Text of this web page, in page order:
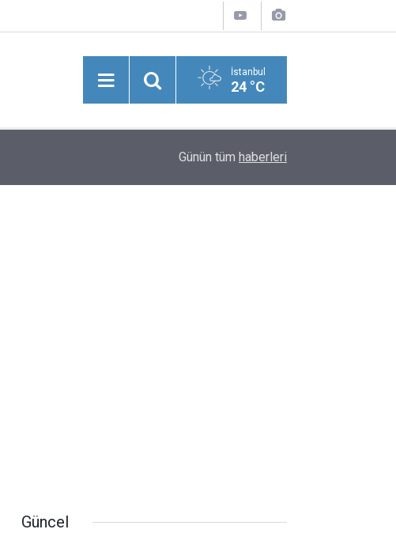
İstanbul
24 °C
EURO/TL Sabah Kuru
Günün tüm haberleri
Güncel